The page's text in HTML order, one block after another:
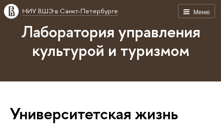
Меню
НИУ ВШЭ в Санкт-Петербурге
Лаборатория управления
культурой и туризмом
Университетская жизнь